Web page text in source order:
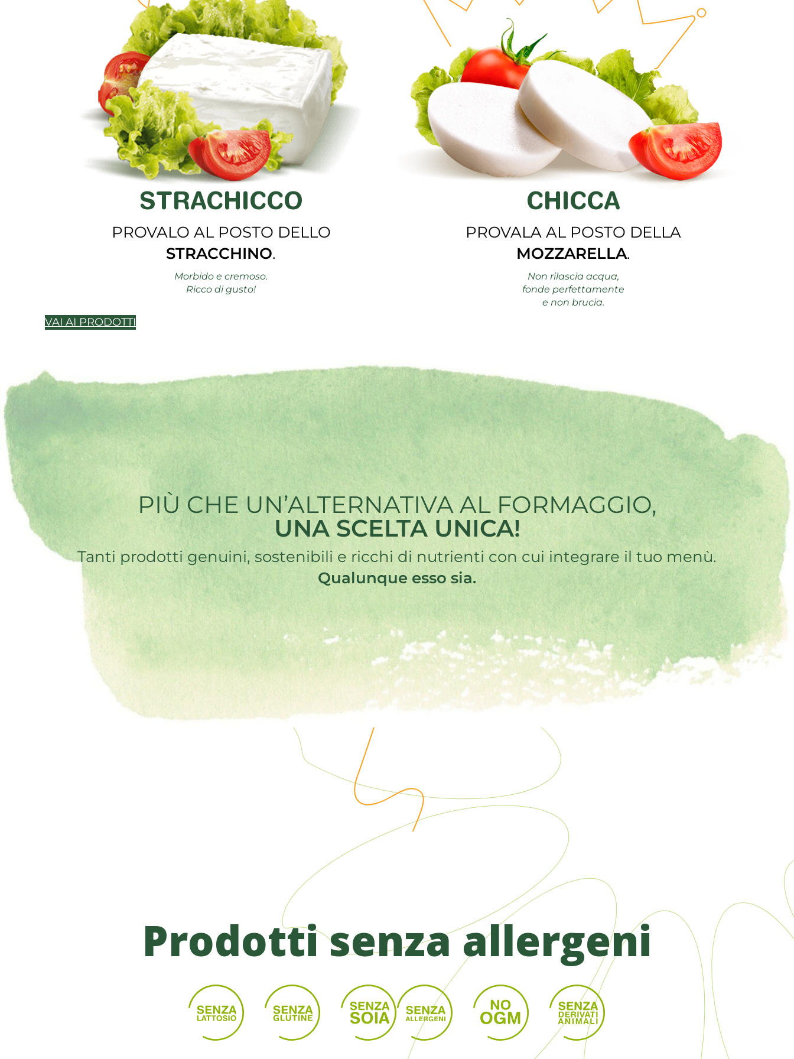
STRACHICCO
PROVALO AL POSTO DELLO
STRACCHINO.
Morbido e cremoso.
Ricco di gusto!
CHICCA
PROVALA AL POSTO DELLA
MOZZARELLA.
Non rilascia acqua,
fonde perfettamente
e non brucia.
VAI AI PRODOTTI
PIÙ CHE UN’ALTERNATIVA AL FORMAGGIO,
UNA SCELTA UNICA!
Tanti prodotti genuini, sostenibili e ricchi di nutrienti con cui integrare il tuo menù.
Qualunque esso sia.
Prodotti senza allergeni